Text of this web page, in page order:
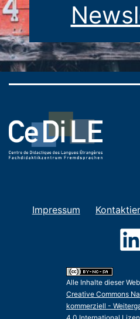
Impressum
Alle Inhalte dieser
Creative Commons
kommerziell -